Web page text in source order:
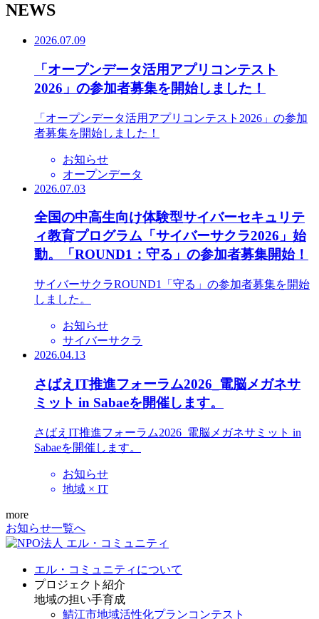
NEWS
2026.07.09
「オープンデータ活用アプリコンテスト
2026」の参加者募集を開始しました！
「オープンデータ活用アプリコンテスト2026」の参加
者募集を開始しました！
お知らせ
オープンデータ
2026.07.03
全国の中高生向け体験型サイバーセキュリテ
ィ教育プログラム「サイバーサクラ2026」始
動。「ROUND1：守る」の参加者募集開始！
サイバーサクラROUND1「守る」の参加者募集を開始
しました。
お知らせ
サイバーサクラ
2026.04.13
さばえIT推進フォーラム2026_電脳メガネサ
ミット in Sabaeを開催します。
さばえIT推進フォーラム2026_電脳メガネサミット in
Sabaeを開催します。
お知らせ
地域 × IT
more
お知らせ一覧へ
エル・コミュニティについて
プロジェクト紹介
地域の担い手育成
鯖江市地域活性化プランコンテスト